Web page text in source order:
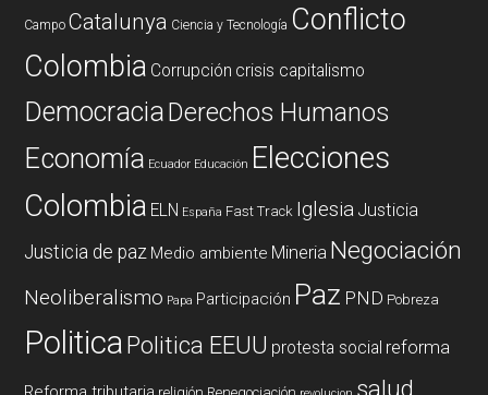
Campo Catalunya Ciencia y Tecnología Conflicto
Colombia Corrupción crisis capitalismo
DemocraciaDerechos Humanos
Economía Ecuador Educación Elecciones
Colombia ELN España Fast Track Iglesia Justicia
Justicia de paz Medio ambiente Mineria Negociación
Neoliberalismo Papa Participación Paz PND Pobreza
PoliticaPolitica EEUU protesta social reforma
salud